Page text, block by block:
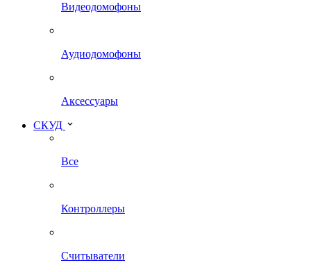
Видеодомофоны
Аудиодомофоны
Аксессуары
СКУД
Все
Контроллеры
Считыватели